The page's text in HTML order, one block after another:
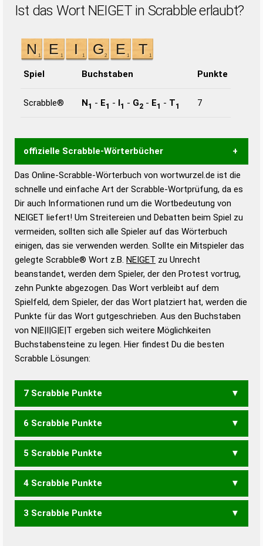
Ist das Wort NEIGET in Scrabble erlaubt?
Spiel Buchstaben Punkte
Scrabble® N1 - E1 - I1 - G2 - E1 - T1 7
offizielle Scrabble-Wörterbücher
Wortwurzel liefert mit Hilfe eines semantischen
Wortanalyse-Algorithmus gute Anhaltspunkte zu
Wortbedeutung, Worttrennung und Wortform, um die
Gültigkeit eines Wortes für das Scrabble-Spiel zu
bestimmen!
zugelassene Turnier Scrabble-
Wörterbücher sind:
Duden – Standardwerk in 12 Bänden
Duden – Richtiges und gutes
Deutsch
Duden – Die deutsche Grammatik
Duden – Deutsches
Das Online-Scrabble-Wörterbuch von wortwurzel.de ist die
schnelle und einfache Art der Scrabble-Wortprüfung, da es
Dir auch Informationen rund um die Wortbedeutung von
NEIGET liefert! Um Streitereien und Debatten beim Spiel zu
vermeiden, sollten sich alle Spieler auf das Wörterbuch
einigen, das sie verwenden werden. Sollte ein Mitspieler das
gelegte Scrabble® Wort z.B. NEIGET zu Unrecht
beanstandet, werden dem Spieler, der den Protest vortrug,
zehn Punkte abgezogen. Das Wort verbleibt auf dem
Spielfeld, dem Spieler, der das Wort platziert hat, werden die
Punkte für das Wort gutgeschrieben. Aus den Buchstaben
von N|E|I|G|E|T ergeben sich weitere Möglichkeiten
Buchstabensteine zu legen. Hier findest Du die besten
Scrabble Lösungen:
7 Scrabble Punkte
EIGNET GEEINT GEITEN
6 Scrabble Punkte
EIGEN EIGNE ENGET
GENIE
GIENE NEIGT TEIGE
5 Scrabble Punkte
EIGN ENGE ENGT GEIE
TEIG
EINET EINTE NIETE
4 Scrabble Punkte
ENG GEI GEN GIN EINE
3 Scrabble Punkte